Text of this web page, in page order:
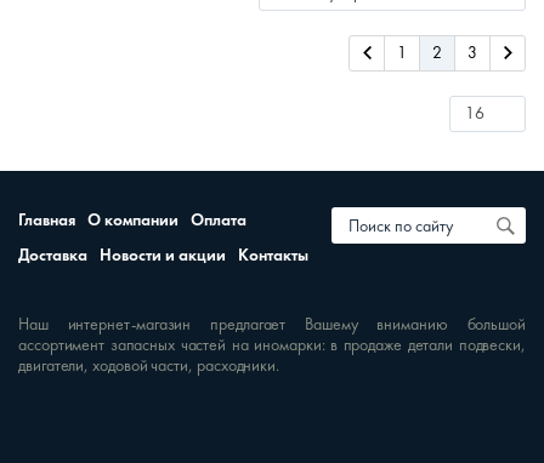
1 2 3
Главная О компании
Оплата
Доставка
Новости и акции Контакты
Наш интернет-магазин предлагает Вашему вниманию большой
ассортимент запасных частей на иномарки: в продаже детали подвески,
двигатели, ходовой части, расходники.